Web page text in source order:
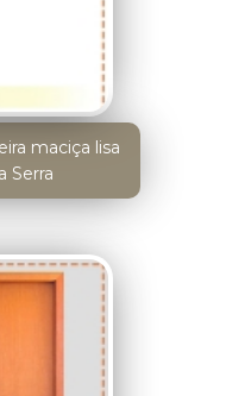
maciça lisa
Serra